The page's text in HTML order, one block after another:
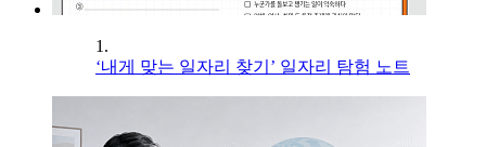
1.
‘내게 맞는 일자리 찾기’ 일자리 탐험 노트